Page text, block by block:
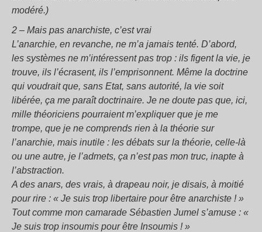
modéré.)
2 – Mais pas anarchiste, c’est vrai
L’anarchie, en revanche, ne m’a jamais tenté. D’abord,
les systèmes ne m’intéressent pas trop : ils figent la vie, je
trouve, ils l’écrasent, ils l’emprisonnent. Même la doctrine
qui voudrait que, sans Etat, sans autorité, la vie soit
libérée, ça me paraît doctrinaire. Je ne doute pas que, ici,
mille théoriciens pourraient m’expliquer que je me
trompe, que je ne comprends rien à la théorie sur
l’anarchie, mais inutile : les débats sur la théorie, celle-là
ou une autre, je l’admets, ça n’est pas mon truc, inapte à
l’abstraction.
A des anars, des vrais, à drapeau noir, je disais, à moitié
pour rire : « Je suis trop libertaire pour être anarchiste ! »
Tout comme mon camarade Sébastien Jumel s’amuse : «
Je suis trop insoumis pour être Insoumis ! »